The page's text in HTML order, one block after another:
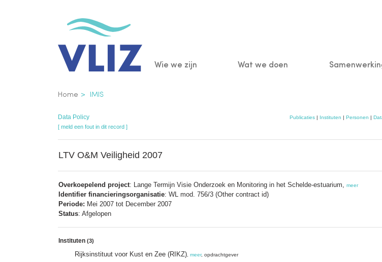
Main
Wie we zijn Wat we doen
Kruimelpad
Home IMIS
Data Policy Publicaties| Instituten | Personen |
[ meld een fout in dit record ]
LTV O&M Veiligheid 2007
Overkoepelend project: Lange Termijn Visie Onderzoek en Monitoring in het Schelde-estuarium, meer
Identifier financieringsorganisatie: WL mod. 756/3 (Other contract id)
Periode: Mei 2007 tot December 2007
Status: Afgelopen
Instituten (3)
Rijksinstituut voor Kust en Zee (RIKZ) meer, opdrachtgever